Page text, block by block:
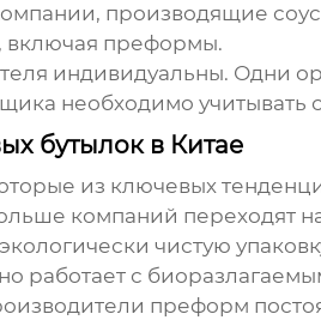
производящие
включая преформы.
индивидуальны. Одни
необходимо
бутылок в Китае
из ключевых
компаний переходят
чистую
работает с
преформ